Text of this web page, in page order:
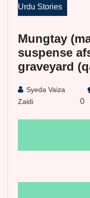
Urdu Stories
Mungtay
suspense
graveyard
Syeda Vaiza
Zaidi
0